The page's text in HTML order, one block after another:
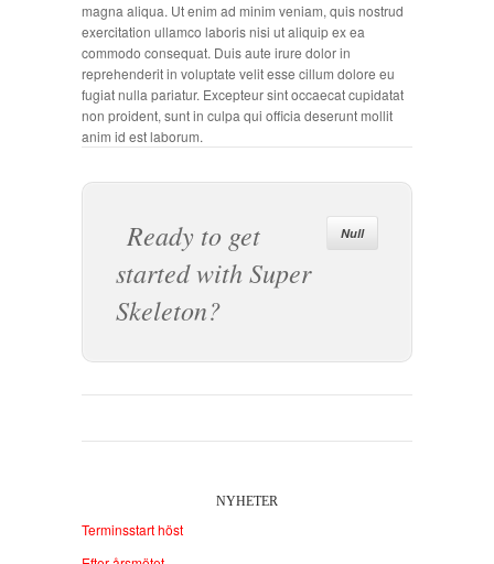
magna aliqua. Ut enim ad minim veniam, quis nostrud
exercitation ullamco laboris nisi ut aliquip ex ea
commodo consequat. Duis aute irure dolor in
reprehenderit in voluptate velit esse cillum dolore eu
fugiat nulla pariatur. Excepteur sint occaecat cupidatat
non proident, sunt in culpa qui officia deserunt mollit
anim id est laborum.
Null
Ready to get
started with Super
Skeleton?
NYHETER
Terminsstart höst